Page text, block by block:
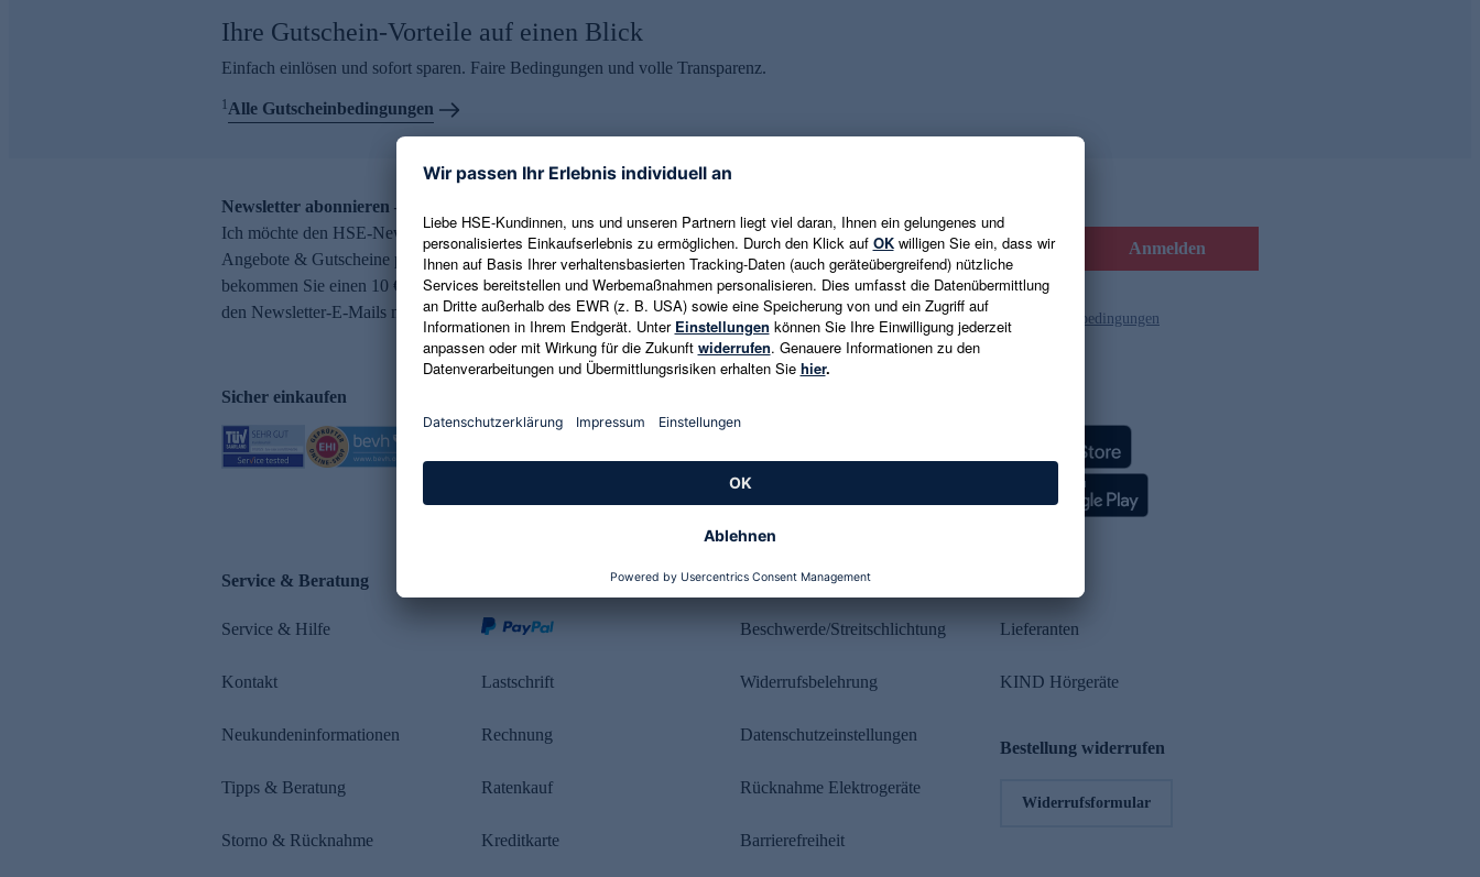
Ihre Gutschein-Vorteile auf einen Blick
Einfach einlösen und sofort sparen. Faire Bedingungen und volle Transparenz.
1Alle Gutscheinbedingungen
Newsletter abonnieren – 10 € Gutschein erhalten
Ich möchte den HSE-Newsletter abonnieren und aktuelle Trends,
Angebote & Gutscheine per E-Mail erhalten. Als Dankeschön
bekommen Sie einen 10 € Gutschein. Eine Abmeldung ist jederzeit in
den Newsletter-E-Mails möglich.
E-Mail-Adresse eingeben Anmelden
Es gelten die Datenschutzrichtlinien und die Gutscheinbedingungen
Sicher einkaufen
Service & Beratung
Service & Hilfe
Kontakt
Neukundeninformationen
Tipps & Beratung
Storno & Rücknahme
Lastschrift
Rechnung
Ratenkauf
Kreditkarte
Rechtliches
Beschwerde/Streitschlichtung
Widerrufsbelehrung
Datenschutzeinstellungen
Rücknahme Elektrogeräte
Barrierefreiheit
Lieferanten
KIND Hörgeräte
Bestellung widerrufen
Widerrufsformular